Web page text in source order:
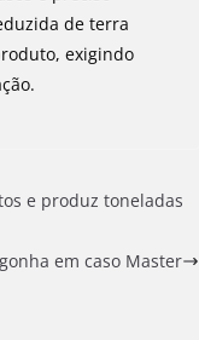
de terra
exigindo
e produz toneladas
em caso Master